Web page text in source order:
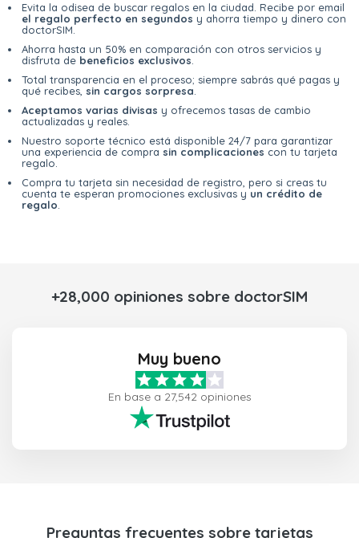
Evita la odisea de buscar regalos en la ciudad. Recibe por email
el regalo perfecto en segundos y ahorra tiempo y dinero con
doctorSIM.
Ahorra hasta un 50% en comparación con otros servicios y
disfruta de beneficios exclusivos
Total transparencia en el proceso; siempre sabrás qué pagas y
qué recibes, sin cargos sorpresa
Aceptamos varias divisas y ofrecemos tasas de cambio
actualizadas y reales.
Nuestro soporte técnico está disponible 24/7 para garantizar
una experiencia de compra sin complicaciones con tu tarjeta
regalo.
Compra tu tarjeta sin necesidad de registro, pero si creas tu
cuenta te esperan promociones exclusivas y un crédito de
regalo
+28,000 opiniones sobre doctorSIM
Muy bueno
En base a 27,542 opiniones
Preguntas frecuentes sobre tarjetas